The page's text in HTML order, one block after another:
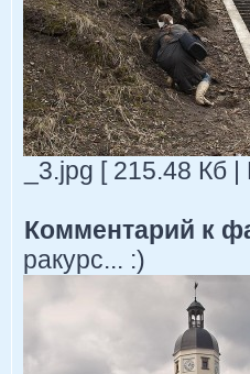
_3.jpg [ 215.48 Кб
Комментарий к
ракурс... :)